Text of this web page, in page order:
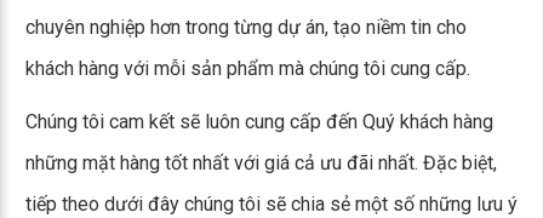
chuyên nghiệp hơn trong từng dự án, tạo niềm tin cho
khách hàng với mỗi sản phẩm mà chúng tôi cung cấp.
Chúng tôi cam kết sẽ luôn cung cấp đến Quý khách hàng
những mặt hàng tốt nhất với giá cả ưu đãi nhất. Đặc biệt,
tiếp theo dưới đây chúng tôi sẽ chia sẻ một số những lưu ý